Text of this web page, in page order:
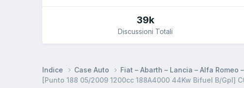
39k
Discussioni Totali
Indice Case Auto Fiat – Abarth – Lancia – Alfa Romeo
[Punto 188 05/2009 1200cc 188A4000 44Kw Bifuel B/Gpl]